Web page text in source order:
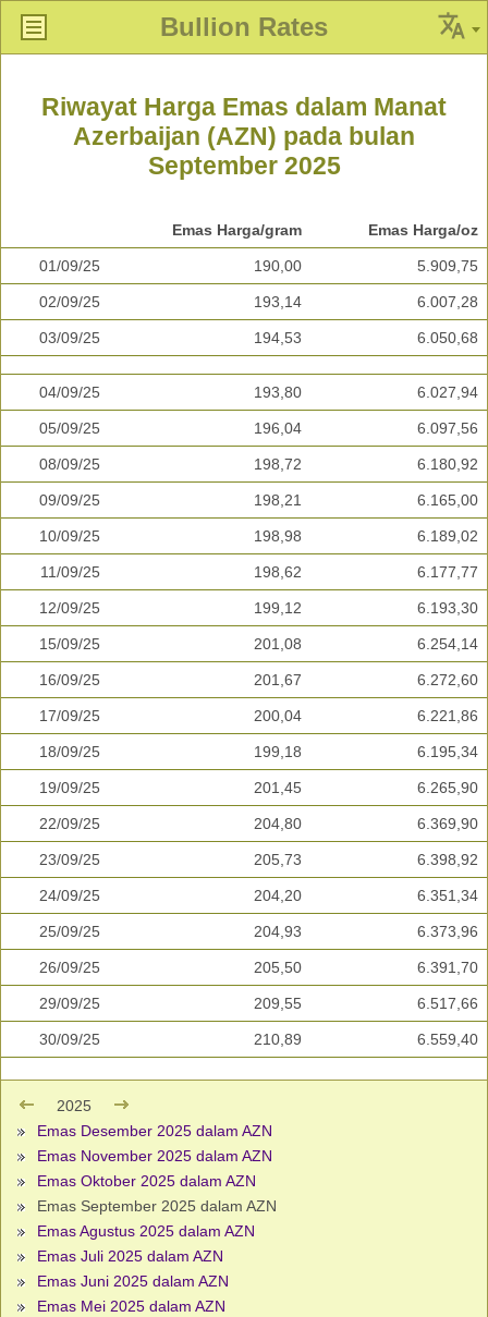
Bullion Rates
Riwayat Harga Emas dalam Manat
Azerbaijan (AZN) pada bulan
September 2025
Emas Harga/gram Emas Harga/oz
01/09/25 190,00 5.909,75
02/09/25 193,14 6.007,28
03/09/25 194,53 6.050,68
04/09/25 193,80 6.027,94
05/09/25 196,04 6.097,56
08/09/25 198,72 6.180,92
09/09/25 198,21 6.165,00
10/09/25 198,98 6.189,02
11/09/25 198,62 6.177,77
12/09/25 199,12 6.193,30
15/09/25 201,08 6.254,14
16/09/25 201,67 6.272,60
17/09/25 200,04 6.221,86
18/09/25 199,18 6.195,34
19/09/25 201,45 6.265,90
22/09/25 204,80 6.369,90
23/09/25 205,73 6.398,92
24/09/25 204,20 6.351,34
25/09/25 204,93 6.373,96
26/09/25 205,50 6.391,70
29/09/25 209,55 6.517,66
30/09/25 210,89 6.559,40
2025
Emas Desember 2025 dalam AZN
Emas November 2025 dalam AZN
Emas Oktober 2025 dalam AZN
Emas September 2025 dalam AZN
Emas Agustus 2025 dalam AZN
Emas Juli 2025 dalam AZN
Emas Juni 2025 dalam AZN
Emas Mei 2025 dalam AZN